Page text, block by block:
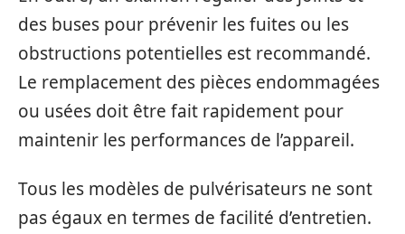
des buses pour prévenir les fuites ou les
obstructions potentielles est recommandé.
Le remplacement des pièces endommagées
ou usées doit être fait rapidement pour
maintenir les performances de l’appareil.
Tous les modèles de pulvérisateurs ne sont
pas égaux en termes de facilité d’entretien.